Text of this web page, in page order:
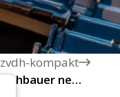
zvdh-kompakt
12/2019 Bauwirtschaft: Marcus Nachbauer neuer Vorsitzender